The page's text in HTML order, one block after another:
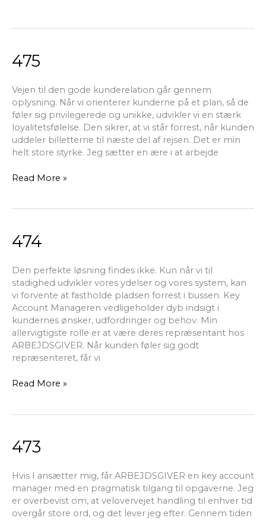
475
Vejen til den gode kunderelation går gennem
oplysning. Når vi orienterer kunderne på et plan, så de
føler sig privilegerede og unikke, udvikler vi en stærk
loyalitetsfølelse. Den sikrer, at vi står forrest, når kunden
uddeler billetterne til næste del af rejsen. Det er min
helt store styrke. Jeg sætter en ære i at arbejde
475
Read More »
474
Den perfekte løsning findes ikke. Kun når vi til
stadighed udvikler vores ydelser og vores system, kan
vi forvente at fastholde pladsen forrest i bussen. Key
Account Manageren vedligeholder dyb indsigt i
kundernes ønsker, udfordringer og behov. Min
allervigtigste rolle er at være deres repræsentant hos
ARBEJDSGIVER. Når kunden føler sig godt
repræsenteret, får vi
474
Read More »
473
Hvis I ansætter mig, får ARBEJDSGIVER en key account
manager med en pragmatisk tilgang til opgaverne. Jeg
er overbevist om, at velovervejet handling til enhver tid
overgår store ord, og det lever jeg efter. Gennem tiden
473